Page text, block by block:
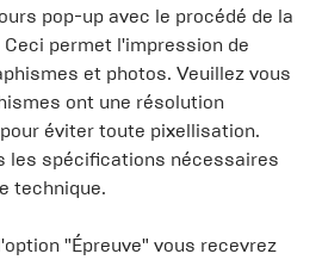
pop-up avec le procédé de la
permet l'impression de
et photos. Veuillez vous
ont une résolution
éviter toute pixellisation.
les spécifications nécessaires
technique.
"Épreuve" vous recevrez